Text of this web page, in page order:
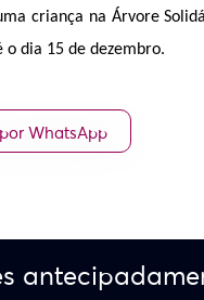
criança na Árvore
o dia 15 de dezembro.
WhatsApp